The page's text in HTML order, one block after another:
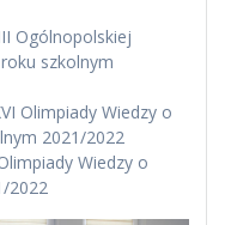
Ogólnopolskiej
szkolnym
Olimpiady Wiedzy o
2021/2022
Wiedzy o
2022